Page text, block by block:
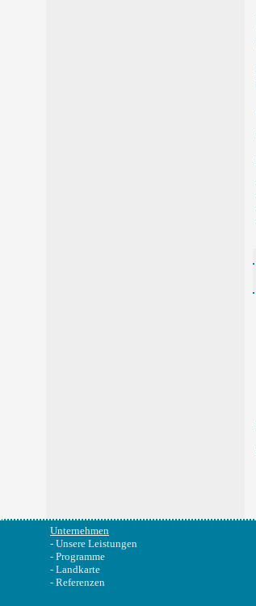
Unternehmen
- Unsere Leistungen
- Programme
- Landkarte
- Referenzen